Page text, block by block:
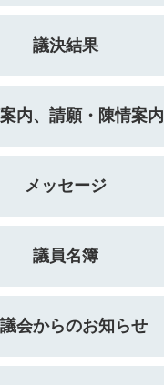
議決結果
内、請願・陳情案内
メッセージ
議員名簿
会からのお知らせ